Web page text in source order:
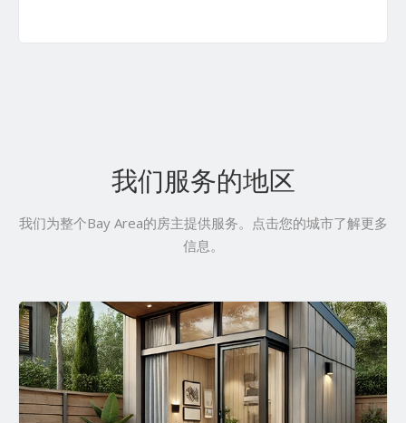
我们服务的地区
我们为整个Bay Area的房主提供服务。点击您的城市了解更多
信息。